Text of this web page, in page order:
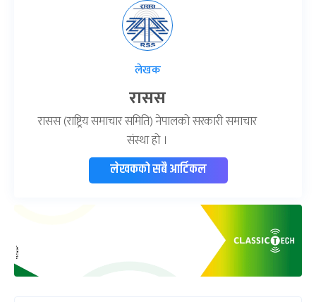
लेखक
रासस
रासस (राष्ट्रिय समाचार समिति) नेपालको सरकारी समाचार
संस्था हो ।
लेखकको सबै आर्टिकल